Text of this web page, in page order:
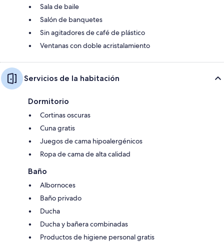
Sala de baile
Salón de banquetes
Sin agitadores de café de plástico
Ventanas con doble acristalamiento
Servicios de la habitación
Dormitorio
Cortinas oscuras
Cuna gratis
Juegos de cama hipoalergénicos
Ropa de cama de alta calidad
Baño
Albornoces
Baño privado
Ducha
Ducha y bañera combinadas
Productos de higiene personal gratis